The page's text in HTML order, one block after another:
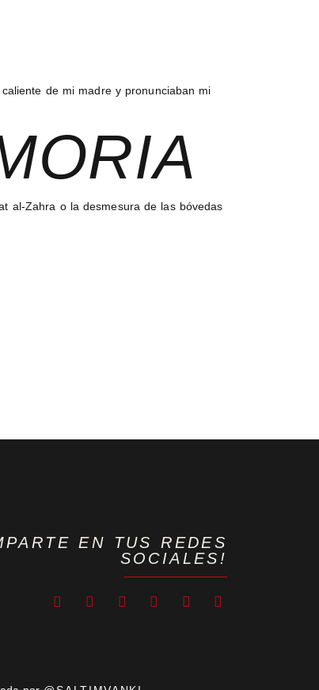
de mi madre y pronunciaban mi
al-Zahra o la desmesura de las bóvedas
EN TUS REDES
SOCIALES!